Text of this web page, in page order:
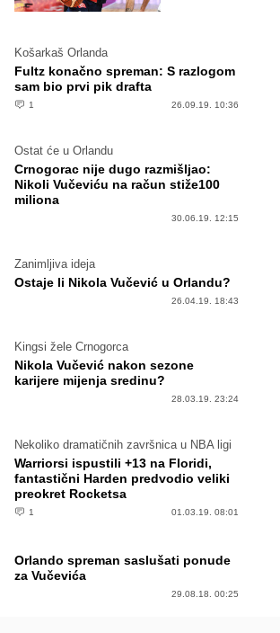
Košarkaš Orlanda
Fultz konačno spreman: S razlogom
sam bio prvi pik drafta
1 26.09.19. 10:36
Ostat će u Orlandu
Crnogorac nije dugo razmišljao:
Nikoli Vučeviću na račun stiže100
miliona
30.06.19. 12:15
Zanimljiva ideja
Ostaje li Nikola Vučević u Orlandu?
26.04.19. 18:43
Kingsi žele Crnogorca
Nikola Vučević nakon sezone
karijere mijenja sredinu?
28.03.19. 23:24
Nekoliko dramatičnih završnica u NBA ligi
Warriorsi ispustili +13 na Floridi,
fantastični Harden predvodio veliki
preokret Rocketsa
1 01.03.19. 08:01
Orlando spreman saslušati ponude
za Vučevića
29.08.18. 00:25